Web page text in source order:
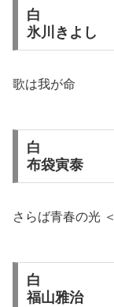
白
氷川きよし
歌は我が命
白
布袋寅泰
さらば青春の光
白
福山雅治